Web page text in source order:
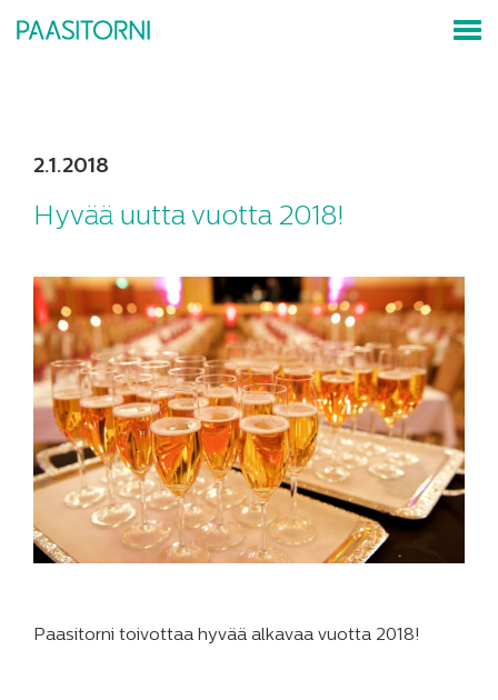
2.1.2018
Hyvää uutta vuotta 2018!
Paasitorni toivottaa hyvää alkavaa vuotta 2018!